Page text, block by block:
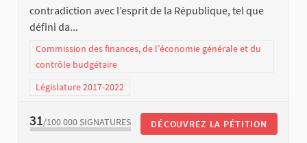
contradiction avec l’esprit de la République, tel que
défini da...
Commission des finances, de l’économie générale et du
contrôle budgétaire
Législature 2017-2022
31/100 000 SIGNATURES DÉCOUVREZ LA PÉTITION